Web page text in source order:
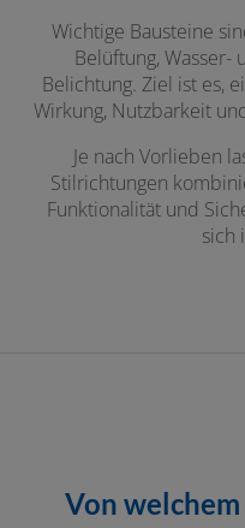
Wichtige Bausteine
Belüftung, Wasser-
Belichtung. Ziel ist es,
Wirkung, Nutzbarkeit
Je nach Vorlieben
Stilrichtungen
Funktionalität und
sich
Von